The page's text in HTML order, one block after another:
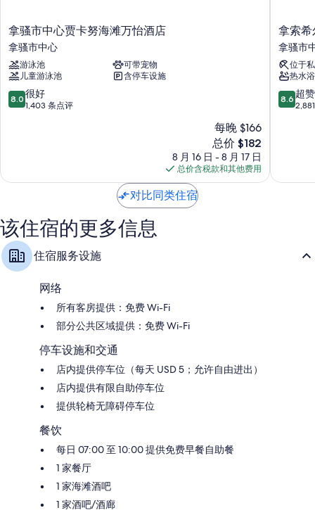
折叠床/加床（额外收费）和免费婴儿床
55-英寸电视，带卫星频道
冰箱、微波炉和咖啡机/冲茶器
拿
骚
市
中
心
贾
卡
酒
骚
市
中
心
拿骚市中心贾卡努海滩万怡酒店
拿骚市中心
游泳池
可带宠物
儿童游泳池
含停车设施
8.0
分，
1,403
评
8.0 很好
1,403 条点评
每晚 $166
新
格
$182
总价 $182
8 月 16 日 - 8 月 17 日
总价含税款和其他费用
拿
索
希
尔
顿
不
列
店
拿索希
拿骚市
位于
热水
8.6
分，
2,881
8.6 超赞
对比同类住宿
该住宿的更多信息
住宿服务设施
网络
所有客房提供：免费 Wi-Fi
部分公共区域提供：免费 Wi-Fi
停车设施和交通
店内提供停车位（每天 USD 5；允许自由进出）
店内提供有限自助停车位
提供轮椅无障碍停车位
餐饮
每日 07:00 至 10:00 提供免费早餐自助餐
1 家餐厅
1 家海滩酒吧
1 家酒吧/酒廊